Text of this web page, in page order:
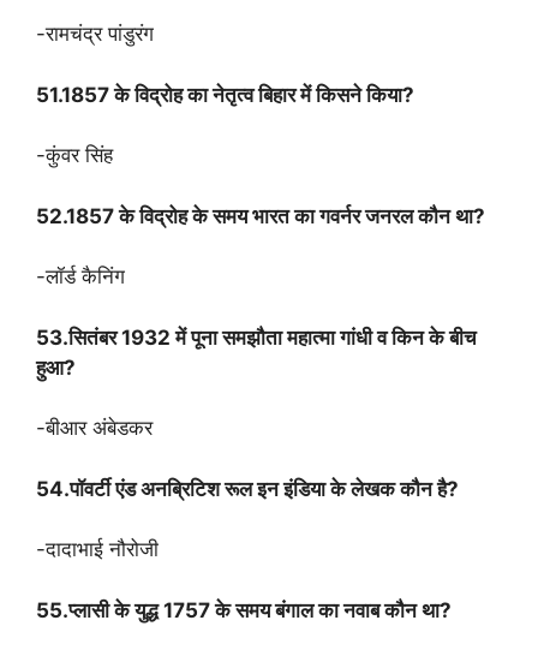
-रामचंद्र पांडुरंग
51.1857 के विद्रोह का नेतृत्व बिहार में किसने किया?
-कुंवर सिंह
52.1857 के विद्रोह के समय भारत का गवर्नर जनरल कौन था?
-लॉर्ड कैनिंग
53.सितंबर 1932 में पूना समझौता महात्मा गांधी व किन के बीच
हुआ?
-बीआर अंबेडकर
54.पॉवर्टी एंड अनब्रिटिश रूल इन इंडिया के लेखक कौन है?
-दादाभाई नौरोजी
55.प्लासी के युद्ध 1757 के समय बंगाल का नवाब कौन था?